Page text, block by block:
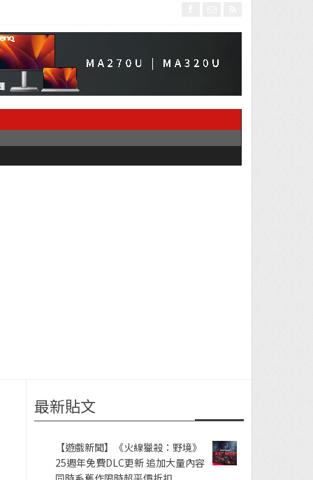
最新貼文
【遊戲新聞】《火線獵殺：野境》
25週年免費DLC更新 追加大量內容